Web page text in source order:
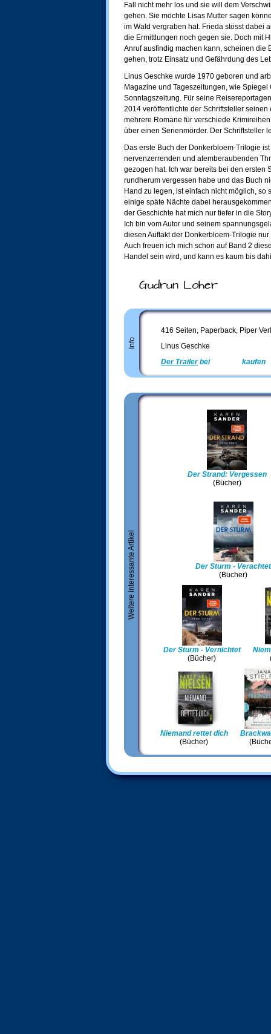
Fall nicht mehr los und sie will dem
gehen. Sie möchte Lisas Mutter sagen
im Wald vergraben hat. Frieda stösst dabei
die Ermittlungen noch gegen sie. Doch mit
Anruf ausfindig machen kann, scheinen die
gehen, trotz Einsatz und Gefährdung des
Linus Geschke wurde 1970 geboren und
Magazine und Tageszeitungen, wie
Sonntagszeitung. Für seine
2014 veröffentlichte der Schriftsteller
mehrere Romane für verschiede
über einen Serienmörder. Der Schriftsteller
Das erste Buch der Donkerbloem-Trilogie
nervenzerrenden und atemberaubenden
gezogen hat. Ich war bereits bei den ersten
rundherum vergessen habe und das Buch
Hand zu legen, ist einfach nicht möglich,
einige späte Nächte dabei
der Geschichte hat mich nur tiefer in die
Ich bin vom Autor und seinem
diesen Auftakt der Donkerbloem-Trilogie
Auch freuen ich mich schon auf Band 2
Handel sein wird, und kann es kaum bis
Gudrun Loher
Info
416 Seiten, Paperback, Piper
Linus Geschke
Der Trailerbei kaufen
Weitere interessante Artikel
Der Strand: Vergessen
(Bücher)
Der Sturm - Verachtet
(Bücher)
Der Sturm - Vernichtet
(Bücher)
Niemand rettet dich
(Bücher)